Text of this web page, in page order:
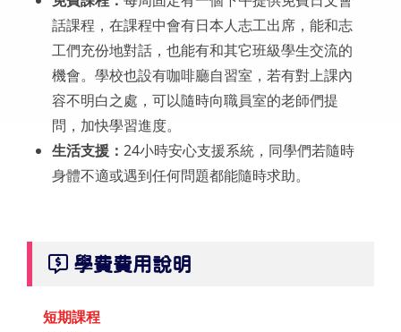
話課程，在課程中會有日本人志工出席，能和志
工們充份地對話，也能有和其它班級學生交流的
機會。學校也設有咖啡廳自習室，若有對上課內
容不明白之處，可以隨時向職員室的老師們提
問，加快學習進度。
生活支援：24小時安心支援系統，同學們若隨時
身體不適或遇到任何問題都能隨時求助。
學費費用說明
短期課程